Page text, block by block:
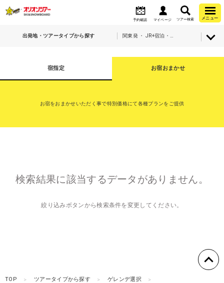
予約確認 マイページ ツアー検索 メニュー
出発地・ツアータイプから探す
宿指定 お宿おまかせ
お宿をおまかせいただく事で特別価格にて各種プランをご提供
検索結果に該当するデータがありません。
絞り込みボタンから検索条件を変更してください。
TOP ツアータイプから探す ゲレンデ選択